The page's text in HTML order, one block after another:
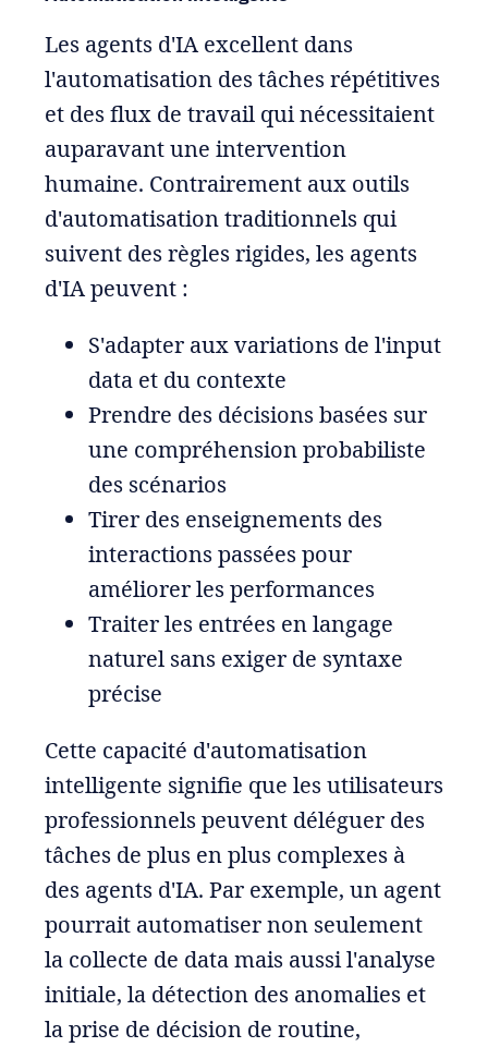
Les agents d'IA excellent dans
l'automatisation des tâches répétitives
et des flux de travail qui nécessitaient
auparavant une intervention
humaine. Contrairement aux outils
d'automatisation traditionnels qui
suivent des règles rigides, les agents
d'IA peuvent :
S'adapter aux variations de l'input
data et du contexte
Prendre des décisions basées sur
une compréhension probabiliste
des scénarios
Tirer des enseignements des
interactions passées pour
améliorer les performances
Traiter les entrées en langage
naturel sans exiger de syntaxe
précise
Cette capacité d'automatisation
intelligente signifie que les utilisateurs
professionnels peuvent déléguer des
tâches de plus en plus complexes à
des agents d'IA. Par exemple, un agent
pourrait automatiser non seulement
la collecte de data mais aussi l'analyse
initiale, la détection des anomalies et
la prise de décision de routine,